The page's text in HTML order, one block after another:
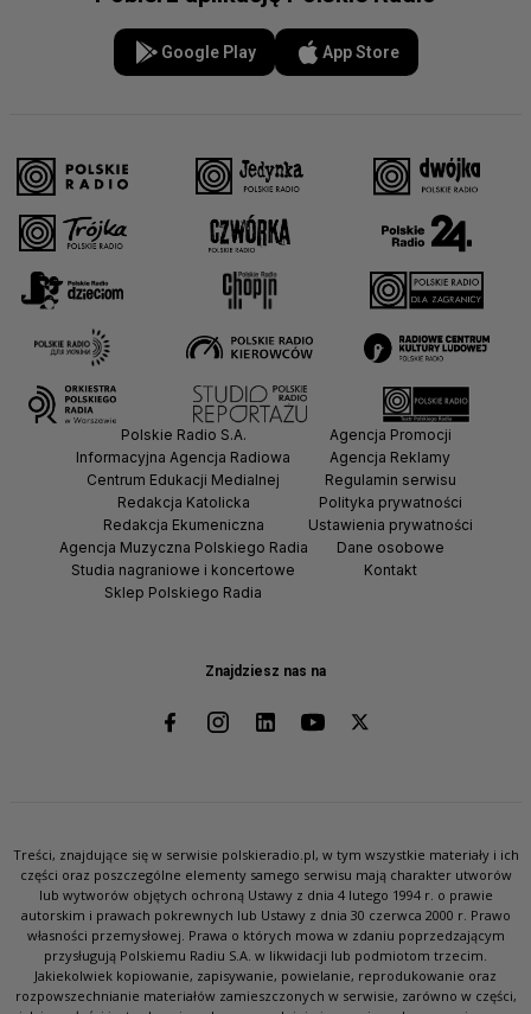
Google Play App Store
Znajdziesz nas na
Polskie Radio S.A.
Informacyjna Agencja Radiowa
Centrum Edukacji Medialnej
Redakcja Katolicka
Redakcja Ekumeniczna
Agencja Muzyczna Polskiego Radia
Studia nagraniowe i koncertowe
Sklep Polskiego Radia
Agencja Promocji
Agencja Reklamy
Regulamin serwisu
Polityka prywatności
Ustawienia prywatności
Dane osobowe
Kontakt
Treści, znajdujące się w serwisie polskieradio.pl, w tym wszystkie materiały i ich
części oraz poszczególne elementy samego serwisu mają charakter utworów
lub wytworów objętych ochroną Ustawy z dnia 4 lutego 1994 r. o prawie
autorskim i prawach pokrewnych lub Ustawy z dnia 30 czerwca 2000 r. Prawo
własności przemysłowej. Prawa o których mowa w zdaniu poprzedzającym
przysługują Polskiemu Radiu S.A. w likwidacji lub podmiotom trzecim.
Jakiekolwiek kopiowanie, zapisywanie, powielanie, reprodukowanie oraz
rozpowszechnianie materiałów zamieszczonych w serwisie, zarówno w części,